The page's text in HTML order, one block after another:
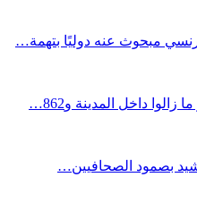
مبحوث عنه دوليًا بتهمة…
يشيد بصمود الصحافيين…